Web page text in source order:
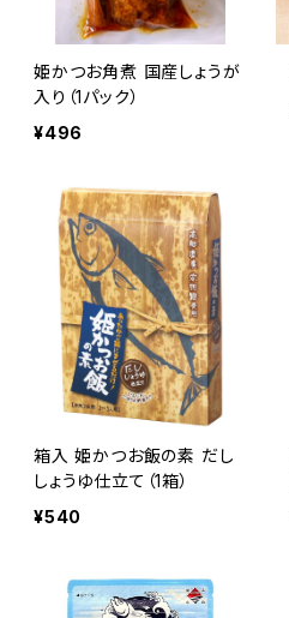
姫かつお角煮 国産しょうが
入り（1パック）
¥496
箱入 姫かつお飯の素 だし
しょうゆ仕立て（1箱）
¥540